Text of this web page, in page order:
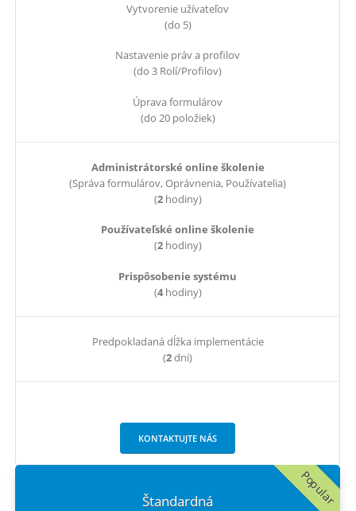
Vytvorenie užívateľov
(do 5)
Nastavenie práv a profilov
(do 3 Rolí/Profilov)
Úprava formulárov
(do 20 položiek)
Administrátorské online školenie
(Správa formulárov, Oprávnenia, Používatelia)
(2hodiny)
Používateľské online školenie
(2hodiny)
Prispôsobenie systému
(4hodiny)
Predpokladaná dĺžka implementácie
(2dni)
KONTAKTUJTE NÁS
Popular
Štandardná